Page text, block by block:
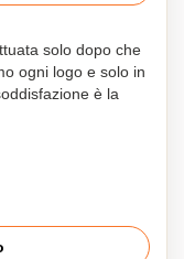
solo dopo che
ogni logo e solo in
è la